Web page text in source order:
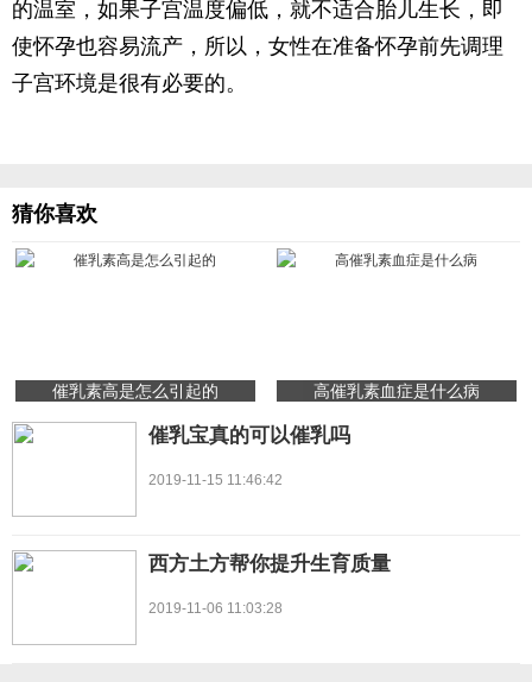
的温室，如果子宫温度偏低，就不适合胎儿生长，即
使怀孕也容易流产，所以，女性在准备怀孕前先调理
子宫环境是很有必要的。
猜你喜欢
催乳素高是怎么引起的 高催乳素血症是什么病
催乳宝真的可以催乳吗
2019-11-15 11:46:42
西方土方帮你提升生育质量
2019-11-06 11:03:28